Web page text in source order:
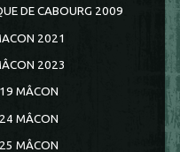
DE CABOURG 2009
2021
2023
MÂCON
MÂCON
MÂCON